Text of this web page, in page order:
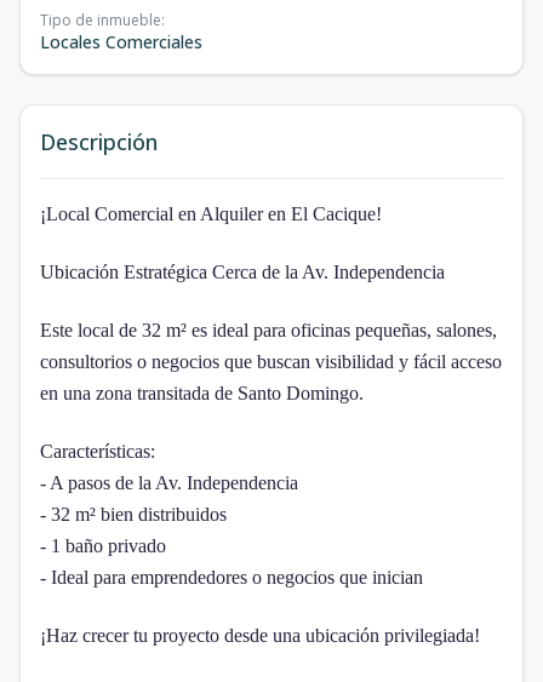
Tipo de inmueble:
Locales Comerciales
Descripción
¡Local Comercial en Alquiler en El Cacique!
Ubicación Estratégica Cerca de la Av. Independencia
Este local de 32 m² es ideal para oficinas pequeñas, salones,
consultorios o negocios que buscan visibilidad y fácil acceso
en una zona transitada de Santo Domingo.
Características:
- A pasos de la Av. Independencia
- 32 m² bien distribuidos
- 1 baño privado
- Ideal para emprendedores o negocios que inician
¡Haz crecer tu proyecto desde una ubicación privilegiada!